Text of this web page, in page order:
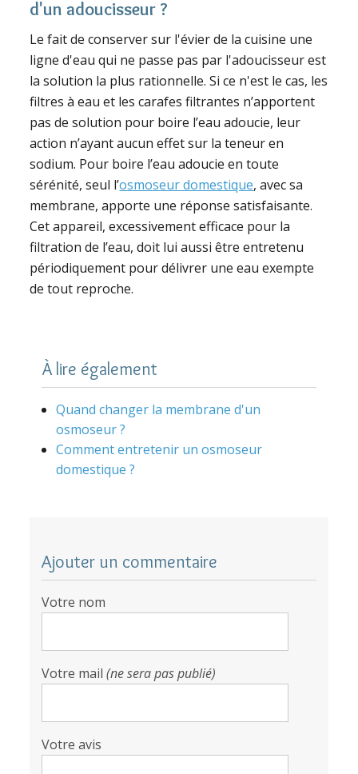
d'un adoucisseur ?
Le fait de conserver sur l'évier de la cuisine une
ligne d'eau qui ne passe pas par l'adoucisseur est
la solution la plus rationnelle. Si ce n'est le cas, les
filtres à eau et les carafes filtrantes n’apportent
pas de solution pour boire l’eau adoucie, leur
action n’ayant aucun effet sur la teneur en
sodium. Pour boire l’eau adoucie en toute
sérénité, seul l’osmoseur domestique, avec sa
membrane, apporte une réponse satisfaisante.
Cet appareil, excessivement efficace pour la
filtration de l’eau, doit lui aussi être entretenu
périodiquement pour délivrer une eau exempte
de tout reproche.
À lire également
Quand changer la membrane d'un
osmoseur ?
Comment entretenir un osmoseur
domestique ?
Ajouter un commentaire
Votre nom
Votre mail(ne sera pas publié)
Votre avis